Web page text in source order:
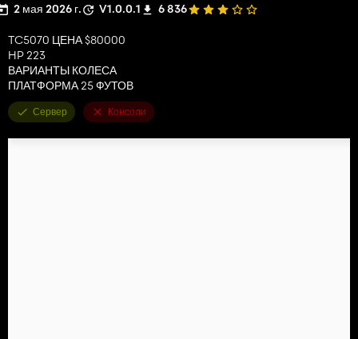
2 мая 2026 г. V1.0.0.1 6 836
TC5070 ЦЕНА $80000
HP 223
ВАРИАНТЫ КОЛЕСА
ПЛАТФОРМА 25 ФУТОВ
Сервер Консоли